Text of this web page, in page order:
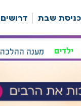
כניסת שבת דרושים
ילדים מענה ההלכה